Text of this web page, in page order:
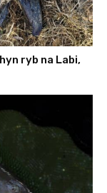
ryb na Labi,